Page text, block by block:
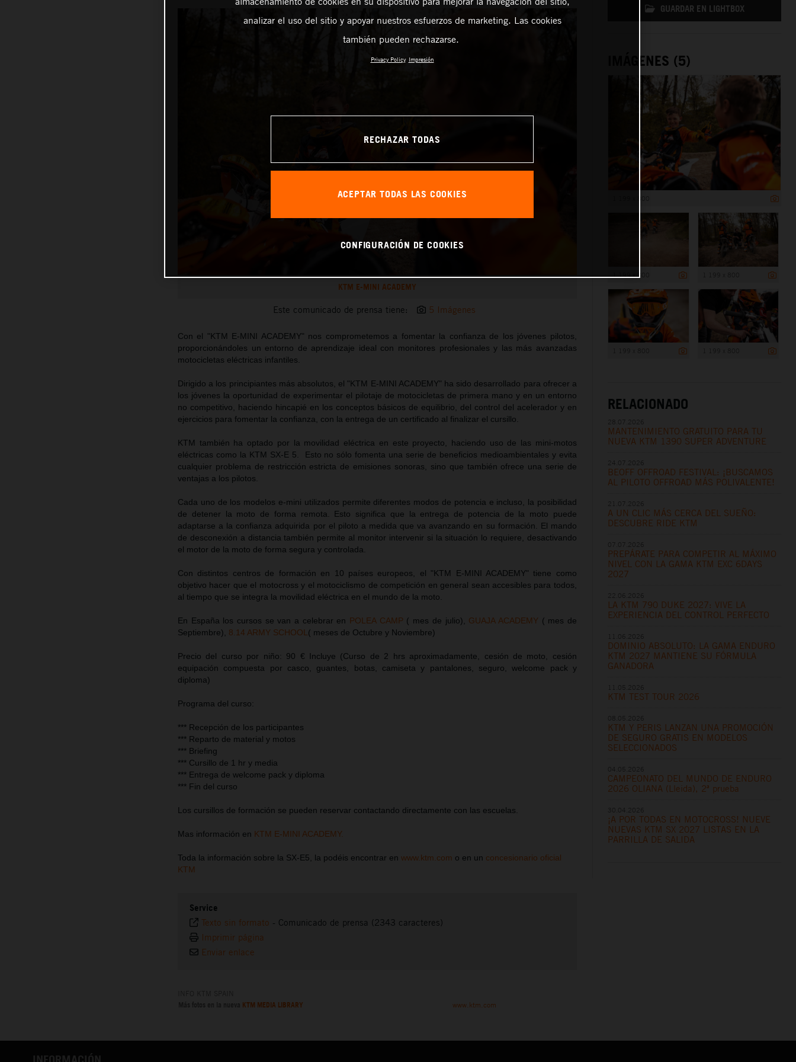
KTM E-MINI ACADEMY
Este comunicado de prensa tiene: 5 Imágenes
Con el "KTM E-MINI ACADEMY" nos comprometemos a fomentar la confianza de los jóvenes pilotos,
proporcionándoles un entorno de aprendizaje ideal con monitores profesionales y las más avanzadas
motocicletas eléctricas infantiles.
Dirigido a los principiantes más absolutos, el "KTM E-MINI ACADEMY" ha sido desarrollado para ofrecer a
los jóvenes la oportunidad de experimentar el pilotaje de motocicletas de primera mano y en un entorno
no competitivo, haciendo hincapié en los conceptos básicos de equilibrio, del control del acelerador y en
ejercicios para fomentar la confianza, con la entrega de un certificado al finalizar el cursillo.
KTM también ha optado por la movilidad eléctrica en este proyecto, haciendo uso de las mini-motos
eléctricas como la KTM SX-E 5. Esto no sólo fomenta una serie de beneficios medioambientales y evita
cualquier problema de restricción estricta de emisiones sonoras, sino que también ofrece una serie de
ventajas a los pilotos.
Cada uno de los modelos e-mini utilizados permite diferentes modos de potencia e incluso, la posibilidad
de detener la moto de forma remota. Esto significa que la entrega de potencia de la moto puede
adaptarse a la confianza adquirida por el piloto a medida que va avanzando en su formación. El mando
de desconexión a distancia también permite al monitor intervenir si la situación lo requiere, desactivando
el motor de la moto de forma segura y controlada.
Con distintos centros de formación en 10 países europeos, el "KTM E-MINI ACADEMY" tiene como
objetivo hacer que el motocross y el motociclismo de competición en general sean accesibles para todos,
al tiempo que se integra la movilidad eléctrica en el mundo de la moto.
En España los cursos se van a celebrar en POLEA CAMP ( mes de julio), GUAJA ACADEMY( mes de
Septiembre), 8.14 ARMY SCHOOL ( meses de Octubre y Noviembre)
Precio del curso por niño: 90 € Incluye (Curso de 2 hrs aproximadamente, cesión de moto, cesión
equipación compuesta por casco, guantes, botas, camiseta y pantalones, seguro, welcome pack y
diploma)
Programa del curso:
*** Recepción de los participantes
*** Reparto de material y motos
*** Briefing
*** Cursillo de 1 hr y media
*** Entrega de welcome pack y diploma
*** Fin del curso
Los cursillos de formación se pueden reservar contactando directamente con las escuelas.
Mas información en KTM E-MINI ACADEMY.
Toda la información sobre la SX-E5, la podéis encontrar en www.ktm.com o en un concesionario oficial
KTM
Service
Texto sin formato - Comunicado de prensa (2343 caracteres)
Imprimir página
Enviar enlace
KTM MEDIA LIBRARY www.ktm.com
GUARDAR EN LIGHTBOX
IMÁGENES (5)
RELACIONADO
MANTENIMIENTO GRATUITO PARA TU
NUEVA KTM 1390 SUPER ADVENTURE
BEOFF OFFROAD FESTIVAL: ¡BUSCAMOS
AL PILOTO OFFROAD MÁS POLIVALENTE!
A UN CLIC MÁS CERCA DEL SUEÑO:
DESCUBRE RIDE KTM
PREPÁRATE PARA COMPETIR AL MÁXIMO
NIVEL CON LA GAMA KTM EXC 6DAYS
2027
LA KTM 790 DUKE 2027: VIVE LA
EXPERIENCIA DEL CONTROL PERFECTO
DOMINIO ABSOLUTO: LA GAMA ENDURO
KTM 2027 MANTIENE SU FÓRMULA
GANADORA
KTM TEST TOUR 2026
KTM Y PERIS LANZAN UNA PROMOCIÓN
DE SEGURO GRATIS EN MODELOS
SELECCIONADOS
CAMPEONATO DEL MUNDO DE ENDURO
2026 OLIANA (Lleida), 2ª prueba
¡A POR TODAS EN MOTOCROSS! NUEVE
NUEVAS KTM SX 2027 LISTAS EN LA
PARRILLA DE SALIDA
analizar el uso del sitio y apoyar nuestros esfuerzos de marketing. Las cookies
también pueden rechazarse.
Privacy Policy Impresión
RECHAZAR TODAS
ACEPTAR TODAS LAS COOKIES
CONFIGURACIÓN DE COOKIES